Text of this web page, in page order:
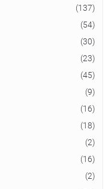
(137)
(54)
(30)
(23)
(45)
(9)
(16)
(18)
(2)
(16)
(2)